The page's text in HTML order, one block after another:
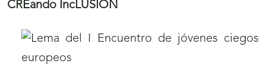
CREando IncLUSIÓN